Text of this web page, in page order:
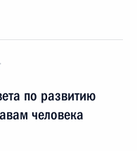
по развитию
человека